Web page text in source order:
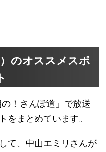
のオススメスポ
！さんぽ道」で放送
をまとめています。
て、中山エミリさんが